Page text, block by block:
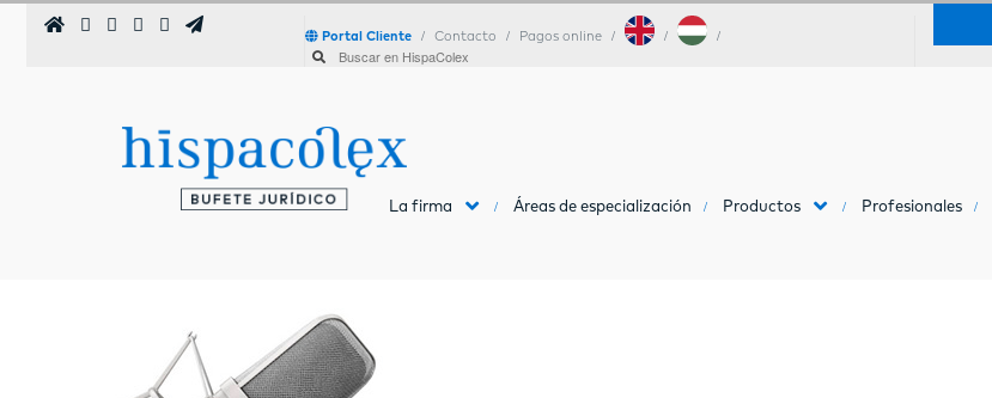
Portal Cliente Contacto Pagos online
La firma Áreas de especialización Productos Profesionales